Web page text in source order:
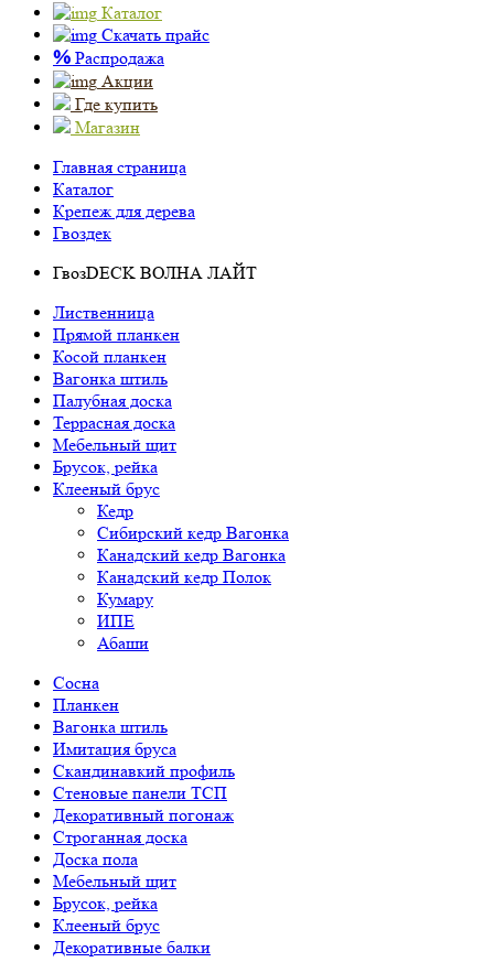
Каталог
Скачать прайс
% Распродажа
Акции
Где купить
Магазин
Главная страница
Каталог
Крепеж для дерева
Гвоздек
ГвозDECK ВОЛНА ЛАЙТ
Лиственница
Прямой планкен
Косой планкен
Вагонка штиль
Палубная доска
Террасная доска
Мебельный щит
Брусок, рейка
Клееный брус
Кедр
Сибирский кедр Вагонка
Канадский кедр Вагонка
Канадский кедр Полок
Кумару
ИПЕ
Абаши
Сосна
Планкен
Вагонка штиль
Имитация бруса
Скандинавкий профиль
Стеновые панели ТСП
Декоративный погонаж
Строганная доска
Доска пола
Мебельный щит
Брусок, рейка
Клееный брус
Декоративные балки